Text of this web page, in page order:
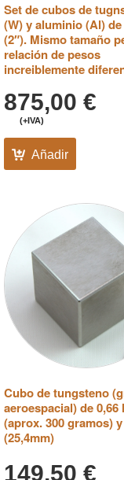
Set de cubos de
(W) y aluminio (Al)
(2″). Mismo tamaño
relación de pesos
increiblemente
875,00 €
(+IVA)
Añadir
Cubo de tungsteno
aeroespacial) de 0,66
(aprox. 300 gramos) y
(25,4mm)
149,50 €